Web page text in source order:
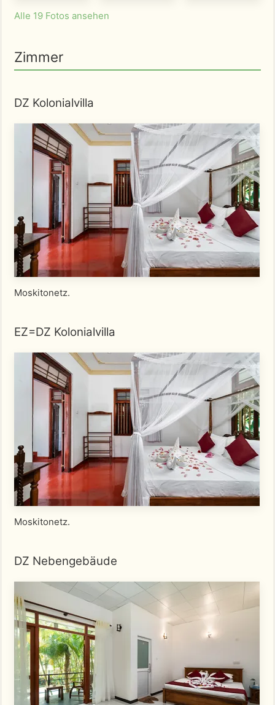
Alle 19 Fotos ansehen
Zimmer
DZ Kolonialvilla
Moskitonetz.
EZ=DZ Kolonialvilla
Moskitonetz.
DZ Nebengebäude